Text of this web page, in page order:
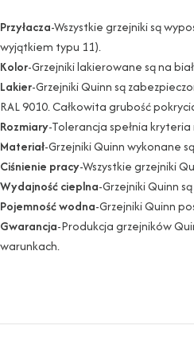
Przyłacza-Wszystkie grzejniki są
wyjątkiem typu 11).
Kolor-Grzejniki lakierowane są na
Lakier-Grzejniki Quinn są
RAL 9010. Całkowita grubość
Rozmiary-Tolerancja spełnia kryteria
Materiał-Grzejniki Quinn wykonane
Ciśnienie pracy-Wszystkie grzejniki
Wydajność cieplna-Grzejniki Quinn
Pojemność wodna-Grzejniki Quinn
Gwarancja-Produkcja grzejników
warunkach.